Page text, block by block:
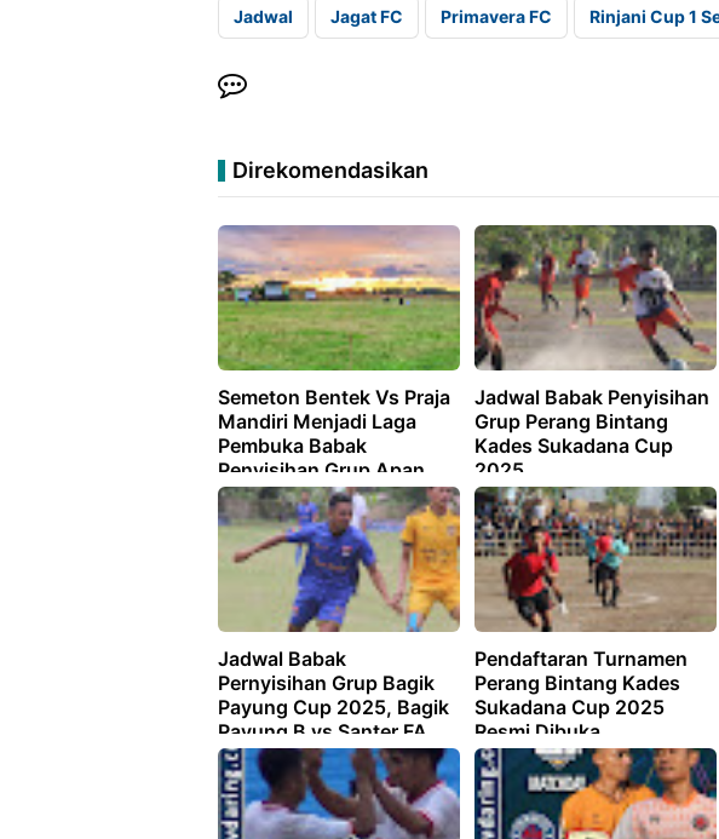
Jadwal Jagat FC Primavera FC Rinjani Cup 1
Direkomendasikan
Semeton Bentek Vs Praja
Mandiri Menjadi Laga
Pembuka Babak
Penyisihan Grup Apan
Baya Cup 2025, Berikut
Jadwalnya !
Jadwal Babak Penyisihan
Grup Perang Bintang
Kades Sukadana Cup
2025
Jadwal Babak
Pernyisihan Grup Bagik
Payung Cup 2025, Bagik
Payung B vs Santer FA
akan Menjadi Laga
Pembuka
Pendaftaran Turnamen
Perang Bintang Kades
Sukadana Cup 2025
Resmi Dibuka